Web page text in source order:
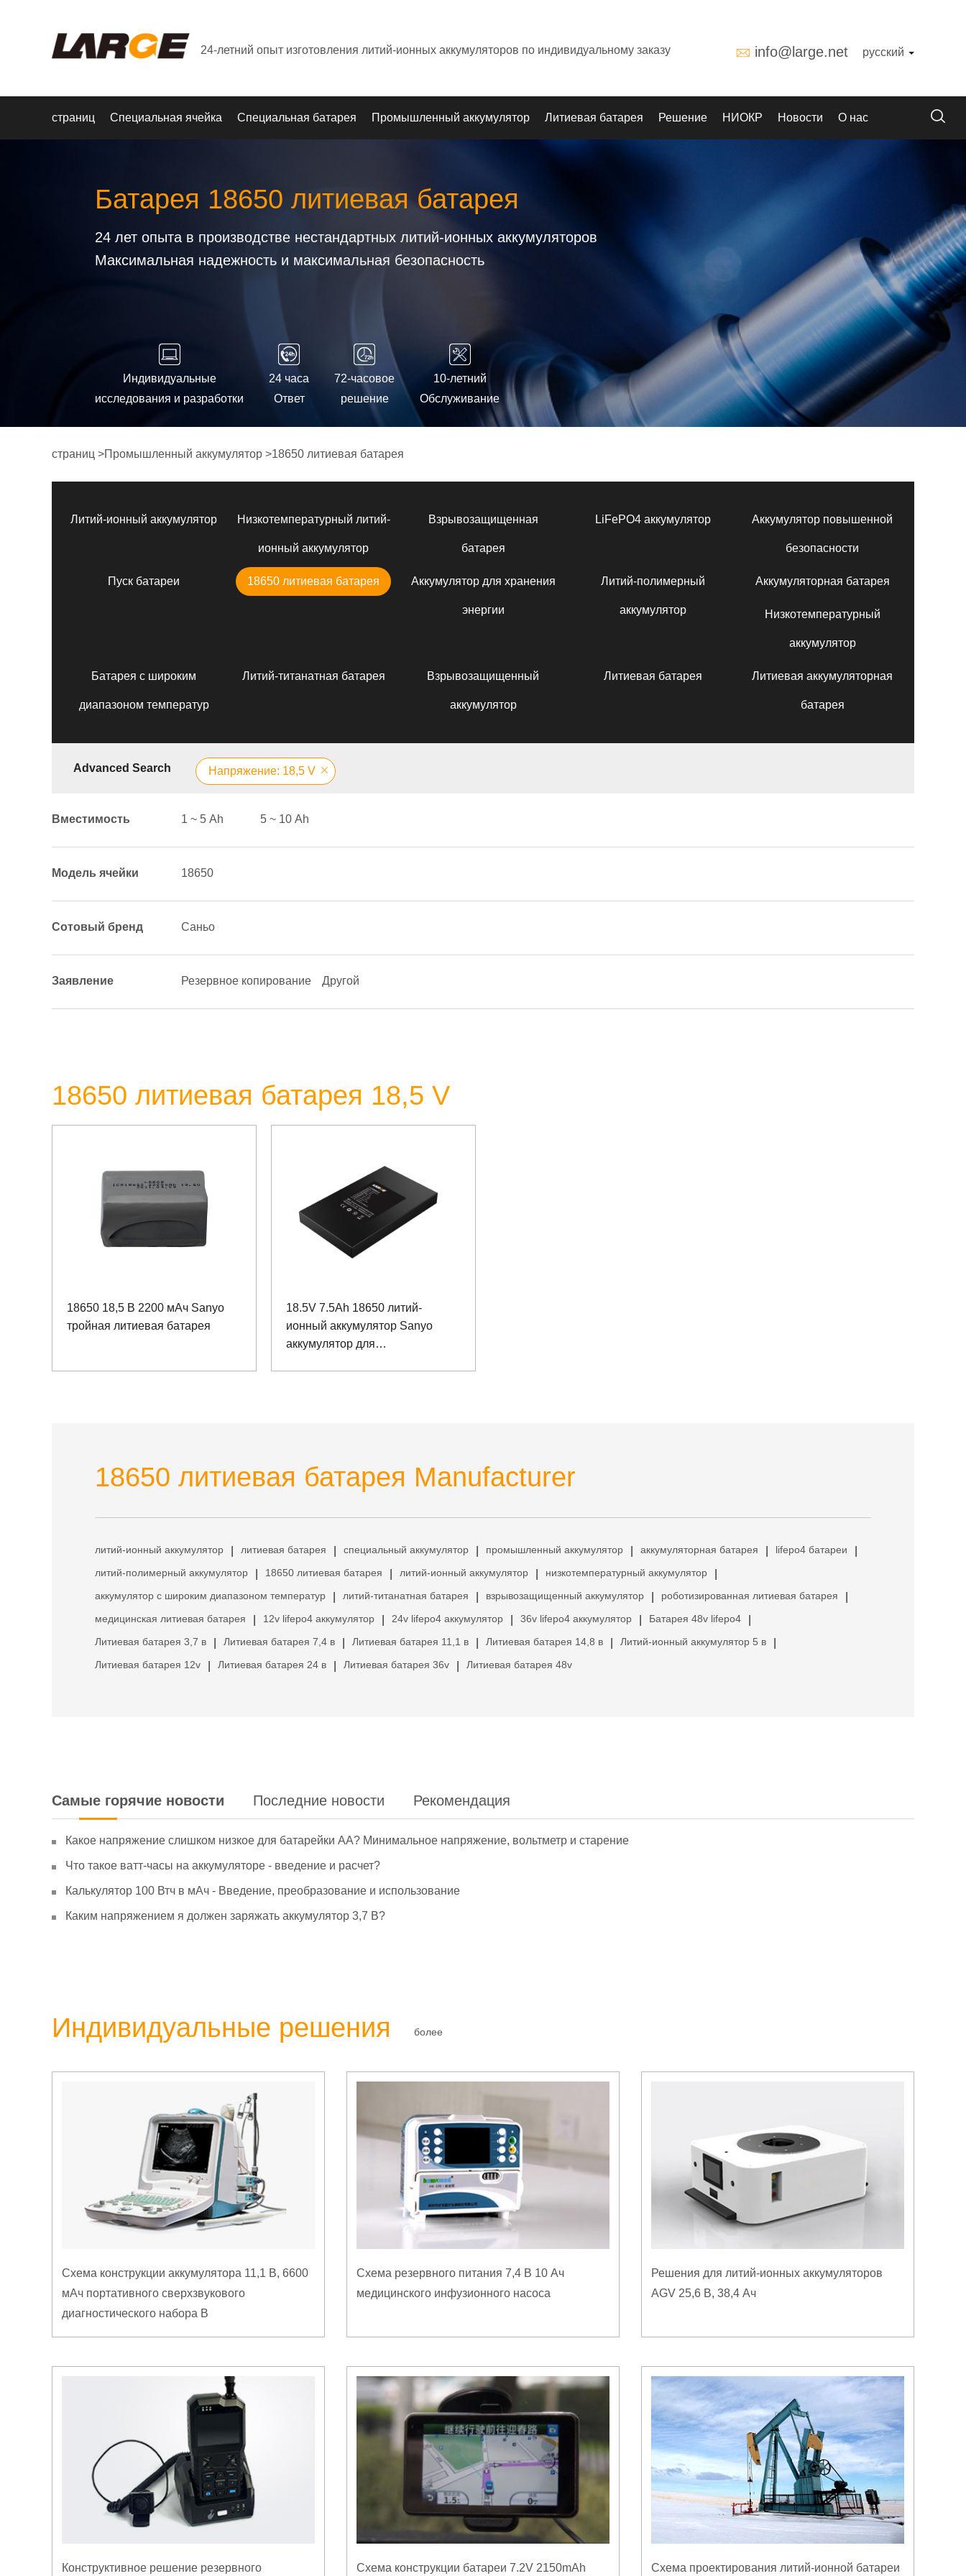
24-летний опыт изготовления литий-ионных аккумуляторов по индивидуальному заказу info@large.net русский
страниц Специальная ячейка Специальная батарея Промышленный аккумулятор Литиевая батарея Решение НИОКР Новости О нас
Батарея 18650 литиевая батарея
24 лет опыта в производстве нестандартных литий-ионных аккумуляторов
Максимальная надежность и максимальная безопасность
Индивидуальные
исследования и разработки
24 часа
Ответ
72-часовое
решение
10-летний
Обслуживание
страниц >Промышленный аккумулятор >18650 литиевая батарея
Литий-ионный аккумулятор Низкотемпературный литий-
ионный аккумулятор
Взрывозащищенная
батарея
LiFePO4 аккумулятор Аккумулятор повышенной
безопасности
Пуск батареи 18650 литиевая батарея Аккумулятор для хранения
энергии
Литий-полимерный
аккумулятор
Аккумуляторная батарея
Низкотемпературный
аккумулятор
Батарея с широким
диапазоном температур
Литий-титанатная батарея Взрывозащищенный
аккумулятор
Литиевая батарея Литиевая аккумуляторная
батарея
Advanced Search Напряжение: 18,5 V
Вместимость 1 ~ 5 Аh 5 ~ 10 Аh
Модель ячейки 18650
Сотовый бренд Саньо
Заявление Резервное копирование Другой
18650 литиевая батарея 18,5 V
18650 18,5 В 2200 мАч Sanyo
тройная литиевая батарея
18.5V 7.5Ah 18650 литий-
ионный аккумулятор Sanyo
аккумулятор для
18650 литиевая батарея Manufacturer
литий-ионный аккумулятор литиевая батарея специальный аккумулятор промышленный аккумулятор аккумуляторная батарея lifepo4 батареи
литий-полимерный аккумулятор 18650 литиевая батарея литий-ионный аккумулятор низкотемпературный аккумулятор
аккумулятор с широким диапазоном температур литий-титанатная батарея взрывозащищенный аккумулятор роботизированная литиевая батарея
медицинская литиевая батарея 12v lifepo4 аккумулятор 24v lifepo4 аккумулятор 36v lifepo4 аккумулятор Батарея 48v lifepo4
Литиевая батарея 3,7 в Литиевая батарея 7,4 в Литиевая батарея 11,1 в Литиевая батарея 14,8 в Литий-ионный аккумулятор 5 в
Литиевая батарея 12v Литиевая батарея 24 в Литиевая батарея 36v Литиевая батарея 48v
Самые горячие новости Последние новости Рекомендация
Какое напряжение слишком низкое для батарейки АА? Минимальное напряжение, вольтметр и старение
Что такое ватт-часы на аккумуляторе - введение и расчет?
Калькулятор 100 Втч в мАч - Введение, преобразование и использование
Каким напряжением я должен заряжать аккумулятор 3,7 В?
Индивидуальные решения более
Схема конструкции аккумулятора 11,1 В, 6600
мАч портативного сверхзвукового
диагностического набора B
Схема резервного питания 7,4 В 10 Ач
медицинского инфузионного насоса
Решения для литий-ионных аккумуляторов
AGV 25,6 В, 38,4 Ач
Конструктивное решение резервного Схема конструкции батареи 7.2V 2150mAh Схема проектирования литий-ионной батареи